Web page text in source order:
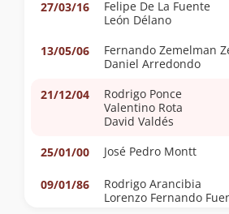
27/03/16
Felipe De La Fuente
León Délano
13/05/06
Fernando Zemelman
Daniel Arredondo
21/12/04
Rodrigo Ponce
Valentino Rota
David Valdés
25/01/00
José Pedro Montt
09/01/86
Rodrigo Arancibia
Lorenzo Fernando